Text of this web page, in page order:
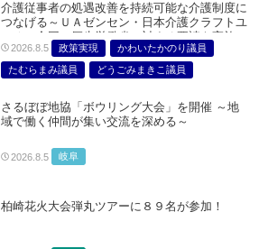
介護従事者の処遇改善を持続可能な介護制度に
つなげる～ＵＡゼンセン・日本介護クラフトユ
ニオン合同で厚生労働省に対する要請を実施～
2026.8.5 政策実現
かわいたかのり議員
たむらまみ議員
どうごみまきこ議員
さるぼぼ地協「ボウリング大会」を開催 ～地
域で働く仲間が集い交流を深める～
2026.8.5 岐阜
柏崎花火大会弾丸ツアーに８９名が参加！